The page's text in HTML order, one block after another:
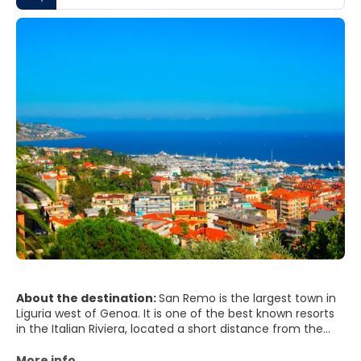
About the destination:San Remo is the largest town in
Liguria west of Genoa. It is one of the best known resorts
in the Italian Riviera, located a short distance from the